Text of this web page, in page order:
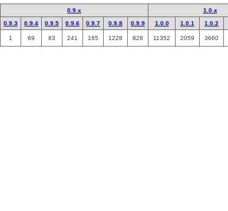
0.9.x 1.0.x
0.9.3
0.9.4 0.9.5 0.9.6 0.9.7 0.9.8 0.9.9 1.0.0 1.0.1 1.0.2
1 69 83 241 165 1228 828 11352 2059 3660